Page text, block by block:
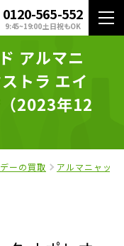
0120-565-552
9:45~19:00 土日祝もOK
アルマニ
トラ エイ
2023年12
ーの買取 アルマニャック